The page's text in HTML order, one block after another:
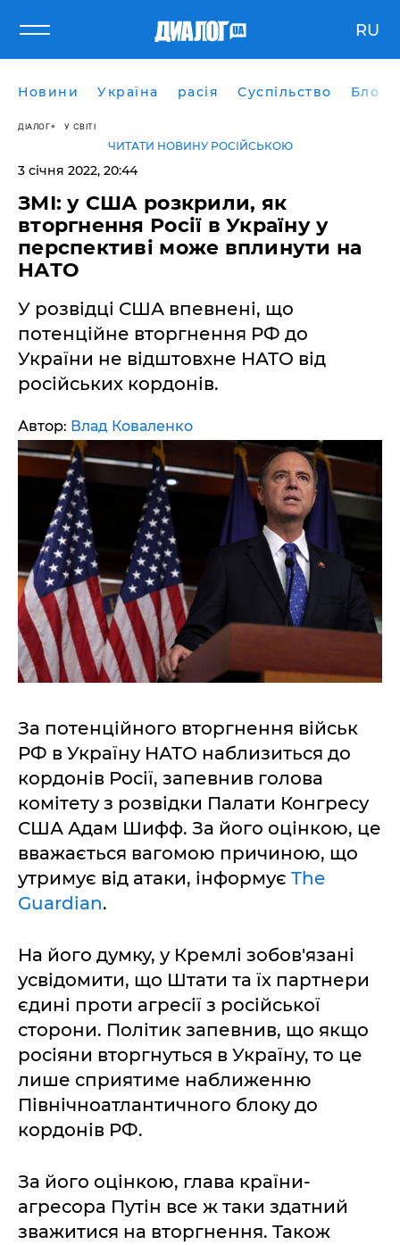
RU
Новини Україна расія Суспільство Блоги
ДІАЛОГ У СВІТІ
ЧИТАТИ НОВИНУ РОСІЙСЬКОЮ
3 січня 2022, 20:44
ЗМІ: у США розкрили, як
вторгнення Росії в Україну у
перспективі може вплинути на
НАТО
У розвідці США впевнені, що
потенційне вторгнення РФ до
України не відштовхне НАТО від
російських кордонів.
Автор: Влад Коваленко
За потенційного вторгнення військ
РФ в Україну НАТО наблизиться до
кордонів Росії, запевнив голова
комітету з розвідки Палати Конгресу
США Адам Шифф. За його оцінкою, це
вважається вагомою причиною, що
утримує від атаки, інформує The
Guardian.
На його думку, у Кремлі зобов'язані
усвідомити, що Штати та їх партнери
єдині проти агресії з російської
сторони. Політик запевнив, що якщо
росіяни вторгнуться в Україну, то це
лише сприятиме наближенню
Північноатлантичного блоку до
кордонів РФ.
За його оцінкою, глава країни-
агресора Путін все ж таки здатний
зважитися на вторгнення. Також